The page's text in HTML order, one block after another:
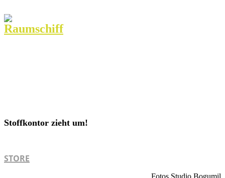
Stoffkontor zieht um!
STORE
Fotos Studio Bogumil